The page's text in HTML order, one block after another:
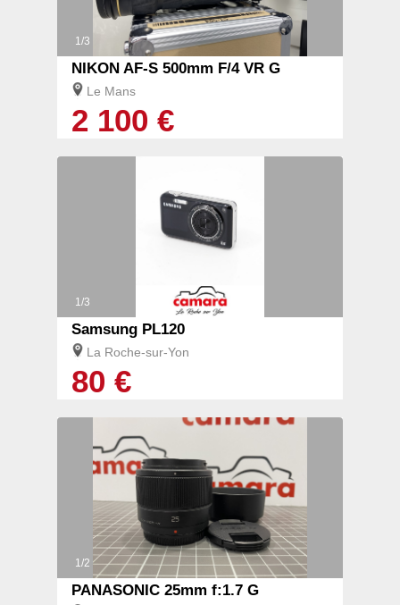
1/3
NIKON AF-S 500mm F/4 VR G
Le Mans
2 100 €
1/3
Samsung PL120
La Roche-sur-Yon
80 €
1/2
PANASONIC 25mm f:1.7 G